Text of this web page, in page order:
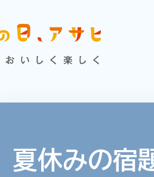
暮らす
歴史
ウイスキー
浅草特集
夏休みの宿